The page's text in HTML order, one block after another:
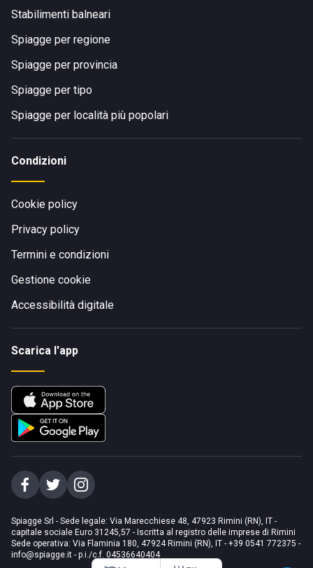
Stabilimenti balneari
Spiagge per regione
Spiagge per provincia
Spiagge per tipo
Spiagge per località più popolari
Condizioni
Cookie policy
Privacy policy
Termini e condizioni
Gestione cookie
Accessibilità digitale
Scarica l'app
Spiagge Srl - Sede legale: Via Marecchiese 48, 47923 Rimini (RN), IT -
capitale sociale Euro 31245,57 - Iscritta al registro delle imprese di Rimini
Sede operativa: Via Flaminia 180, 47924 Rimini (RN), IT - +39 0541 772375 -
info@spiagge.it - p.i./c.f. 04536640404